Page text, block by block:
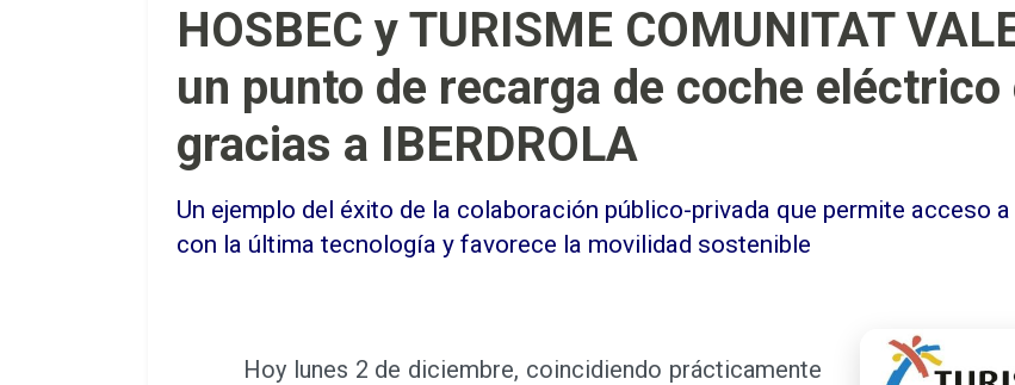
HOSBEC y TURISME COMUNITAT
un punto de recarga de coche eléctrico
gracias a IBERDROLA
Un ejemplo del éxito de la colaboración público-privada que permite acceso
con la última tecnología y favorece la movilidad sostenible
Hoy lunes 2 de diciembre, coincidiendo prácticamente